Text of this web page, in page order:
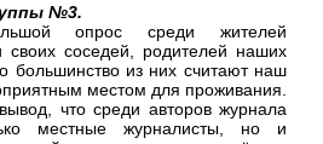
№3.
опрос среди жителей
своих соседей, родителей наших
большинство из них считают наш
местом для проживания.
что среди авторов журнала
местные журналисты, но и